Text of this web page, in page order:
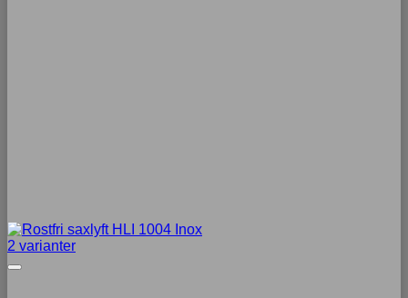
2 varianter